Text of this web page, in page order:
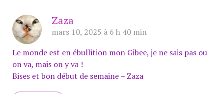
Zaza
mars 10, 2025 à 6 h 40 min
Le monde est en ébullition mon Gibee, je ne sais pas ou
on va, mais on y va !
Bises et bon début de semaine – Zaza